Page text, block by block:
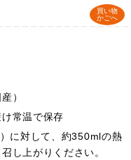
買い物
かごへ
）
常温で保存
に対して、約350mlの熱
し上がりください。